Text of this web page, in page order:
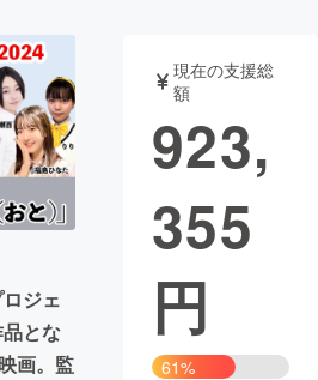
ガジェット
書籍・雑誌
チャレンジ
域活性化
Good CAMPFIRE Creation
ジェ
とな
画。監
現在の支援総
額
923,
355
円
61%